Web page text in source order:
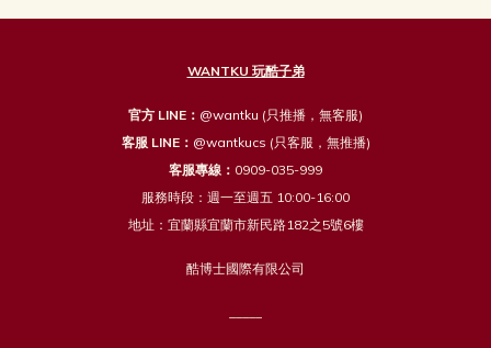
WANTKU 玩酷子弟
官方 LINE： @wantku (只推播，無客服)
客服 LINE： @wantkucs (只客服，無推播)
客服專線： 0909-035-999
服務時段：週一至週五 10:00-16:00
地址：宜蘭縣宜蘭市新民路182之5號6樓
酷博士國際有限公司